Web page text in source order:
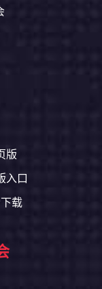
版
入口
载